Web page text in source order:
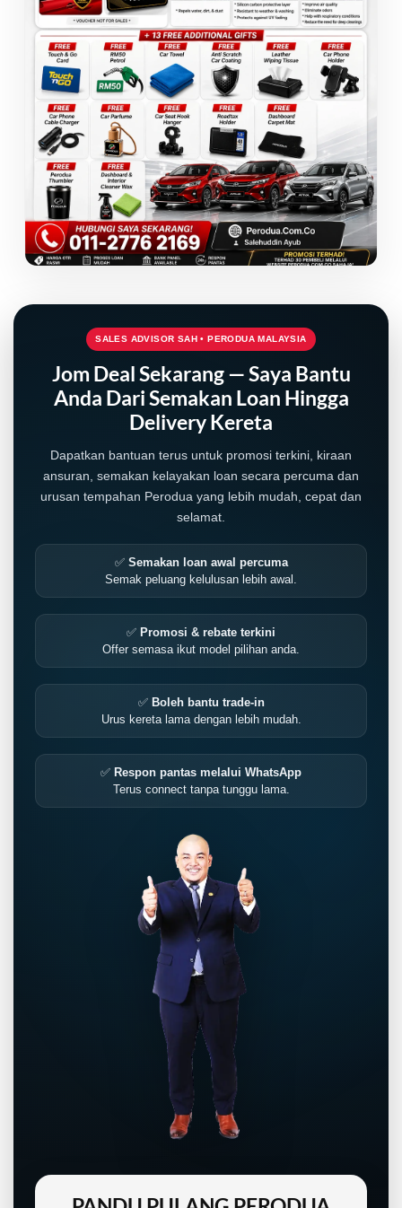
SALES ADVISOR SAH • PERODUA MALAYSIA
Jom Deal Sekarang — Saya Bantu
Anda Dari Semakan Loan Hingga
Delivery Kereta
Dapatkan bantuan terus untuk promosi terkini, kiraan
ansuran, semakan kelayakan loan secara percuma dan
urusan tempahan Perodua yang lebih mudah, cepat dan
selamat.
✅ Semakan loan awal percuma
Semak peluang kelulusan lebih awal.
✅ Promosi & rebate terkini
Offer semasa ikut model pilihan anda.
✅ Boleh bantu trade-in
Urus kereta lama dengan lebih mudah.
✅ Respon pantas melalui WhatsApp
Terus connect tanpa tunggu lama.